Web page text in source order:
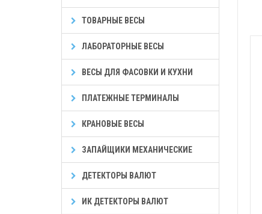
ТОВАРНЫЕ ВЕСЫ
ЛАБОРАТОРНЫЕ ВЕСЫ
ВЕСЫ ДЛЯ ФАСОВКИ И КУХНИ
ПЛАТЕЖНЫЕ ТЕРМИНАЛЫ
КРАНОВЫЕ ВЕСЫ
ЗАПАЙЩИКИ МЕХАНИЧЕСКИЕ
ДЕТЕКТОРЫ ВАЛЮТ
ИК ДЕТЕКТОРЫ ВАЛЮТ